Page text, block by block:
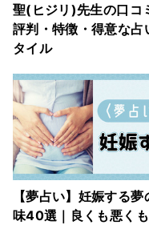
聖(ヒジリ)先生の口コ
評判・特徴・得意な占
タイル
【夢占い】妊娠する夢
味40選｜良くも悪く